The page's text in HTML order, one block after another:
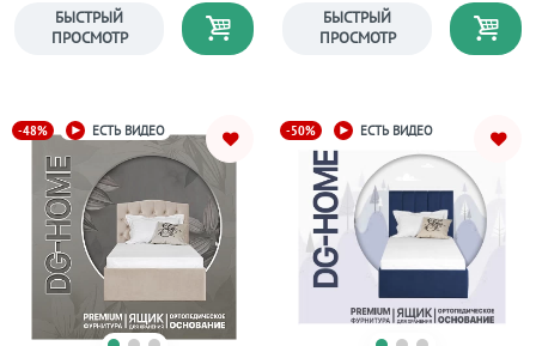
серо-голубая Грация
БЫСТРЫЙ
ПРОСМОТР
мокко Вега
БЫСТРЫЙ
ПРОСМОТР
-48% ЕСТЬ ВИДЕО -50% ЕСТЬ ВИДЕО